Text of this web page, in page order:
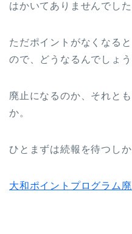
はかいてありませんでした
ただポイントがなくなる
ので、どうなるんでしょう
廃止になるのか、それと
か。
ひとまずは続報を待つしか
大和ポイントプログラム